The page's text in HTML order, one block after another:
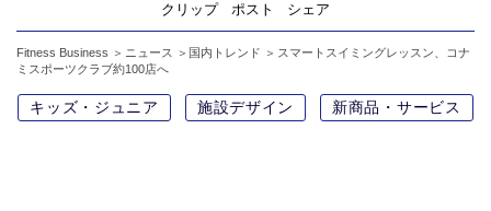
クリップ ポスト シェア
Fitness Business ニュース 国内トレンド
スマートスイミングレッスン、コナ
ミスポーツクラブ約100店へ
キッズ・ジュニア 施設デザイン 新商品・サービス